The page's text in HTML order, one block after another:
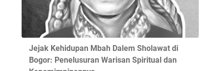
Jejak Kehidupan Mbah Dalem Sholawat di
Bogor: Penelusuran Warisan Spiritual dan